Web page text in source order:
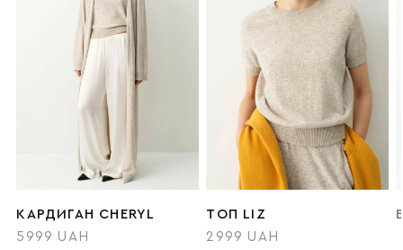
КАРДИГАН CHERYL
5999 UAH
ТОП LIZ
2999 UAH